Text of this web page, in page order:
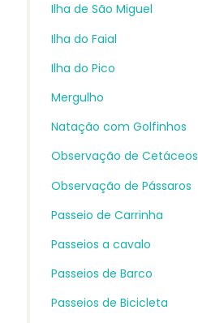
Ilha de São Miguel
Ilha do Faial
Ilha do Pico
Mergulho
Natação com Golfinhos
Observação de Cetáceos
Observação de Pássaros
Passeio de Carrinha
Passeios a cavalo
Passeios de Barco
Passeios de Bicicleta